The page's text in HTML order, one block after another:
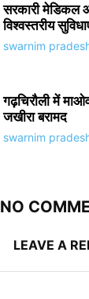
सरकारी मेडिकल
विश्वस्तरीय
swarnim
गढ़चिरौली में
जखीरा बरामद
swarnim
NO
LEAVE A